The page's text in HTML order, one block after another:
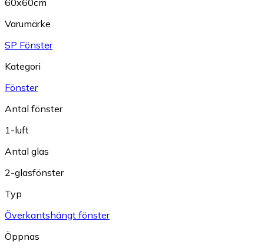
60x60cm
Varumärke
SP Fönster
Kategori
Fönster
Antal fönster
1-luft
Antal glas
2-glasfönster
Typ
Överkantshängt fönster
Öppnas